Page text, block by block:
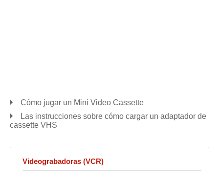
Cómo jugar un Mini Video Cassette
Las instrucciones sobre cómo cargar un adaptador de
cassette VHS
Videograbadoras (VCR)